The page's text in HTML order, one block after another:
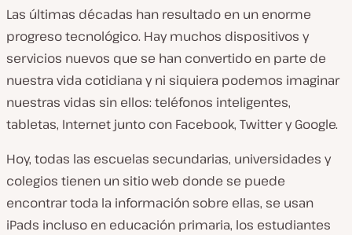
Las últimas décadas han resultado en un enorme
progreso tecnológico. Hay muchos dispositivos y
servicios nuevos que se han convertido en parte de
nuestra vida cotidiana y ni siquiera podemos imaginar
nuestras vidas sin ellos: teléfonos inteligentes,
tabletas, Internet junto con Facebook, Twitter y Google.
Hoy, todas las escuelas secundarias, universidades y
colegios tienen un sitio web donde se puede
encontrar toda la información sobre ellas, se usan
iPads incluso en educación primaria, los estudiantes